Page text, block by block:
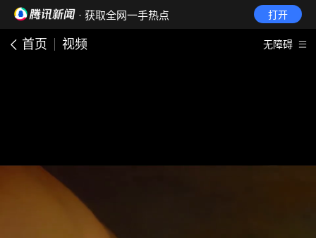
· 获取全网一手热点 打开
首页 视频 无障碍